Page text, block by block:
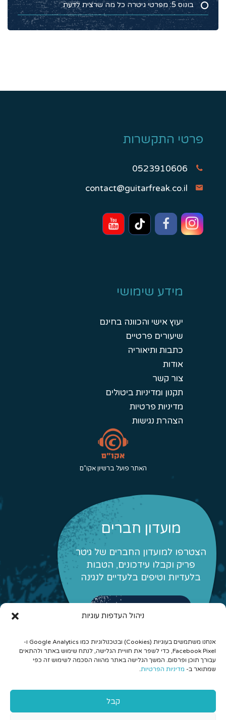
ניהול העדפות עוגיות
אנחנו משתמשים בעוגיות (Cookies) ובטכנולוגיות כמו Google Analytics ו-
Facebook Pixel, כדי לשפר את חוויית הגלישה, לנתח שימוש באתר ולהתאים
עבורך תוכן ופרסום. המשך הגלישה באתר מהווה הסכמה לשימוש זה כפי
שמתואר ב- מדיניות הפרטיות.
קבל
בונוס 5: מפרטי גיטרה כל מה שרצית לדעת
פרטי התקשרות
0523910606
contact@guitarfreak.co.il
מידע שימושי
יעוץ אישי והכוונה בחינם
שיעורים פרטיים
כתבות ותיאוריה
אודות
צור קשר
תקנון ומדיניות ביטולים
מדיניות פרטיות
הצהרת נגישות
האתר פועל ברשיון אקו"ם
מועדון חברים
הצטרפו למועדון החברים של גיטר
פריק וקבלו עידכונים, הטבות
בלעדיות וטיפים בלעדיים לנגינה
© 2026 כל הזכויות שמורות לגיטר פריק - לימוד גיטרה אונליין